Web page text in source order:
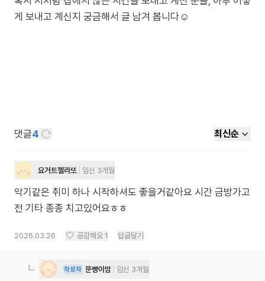
게 보내고 계신지 궁금해서 글 남겨 봅니다☺️
댓글4 최신순
요거트젤라또 임신 3개월
악기같은 취미 하나 시작하셔도 좋을거같아요 시간 금방가고
전 기타 종종 치고있어요ㅎㅎ
2026.03.26 공감해요 1 답글달기
작성자 뚠빵이맘 임신 3개월